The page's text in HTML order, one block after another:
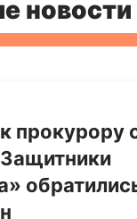
новости
прокурору